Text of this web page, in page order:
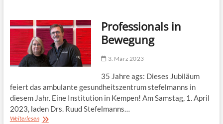
Professionals in
Bewegung
3. März 2023
35 Jahre ags: Dieses Jubiläum
feiert das ambulante gesundheitszentrum stefelmanns in
diesem Jahr. Eine Institution in Kempen! Am Samstag, 1. April
2023, laden Drs. Ruud Stefelmanns…
WeiterlesenProfessionals